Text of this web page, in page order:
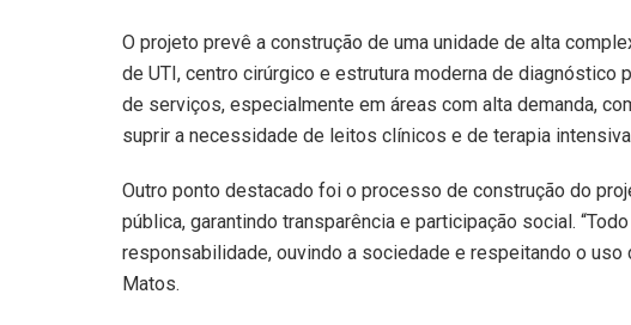
O projeto prevê a construção de uma unidade de alta
de UTI, centro cirúrgico e estrutura moderna de diagnóstico
de serviços, especialmente em áreas com alta demanda,
suprir a necessidade de leitos clínicos e de terapia
Outro ponto destacado foi o processo de construção do
pública, garantindo transparência e participação social.
responsabilidade, ouvindo a sociedade e respeitando o
Matos.